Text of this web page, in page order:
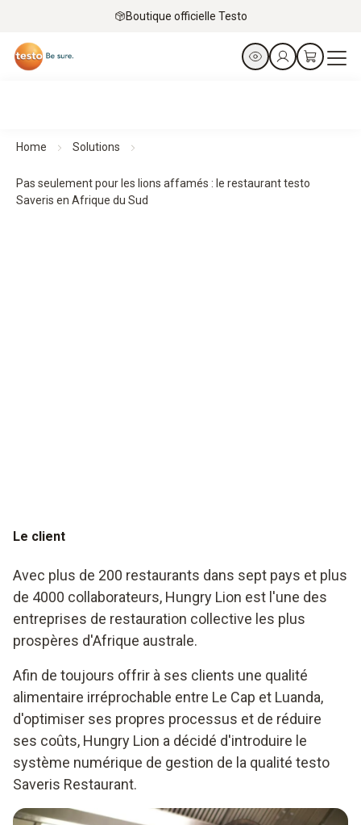
Boutique officielle Testo
Home Solutions
Pas seulement pour les lions affamés : le restaurant testo
Saveris en Afrique du Sud
Le client
Avec plus de 200 restaurants dans sept pays et plus
de 4000 collaborateurs, Hungry Lion est l'une des
entreprises de restauration collective les plus
prospères d'Afrique australe.
Afin de toujours offrir à ses clients une qualité
alimentaire irréprochable entre Le Cap et Luanda,
d'optimiser ses propres processus et de réduire
ses coûts, Hungry Lion a décidé d'introduire le
système numérique de gestion de la qualité testo
Saveris Restaurant.